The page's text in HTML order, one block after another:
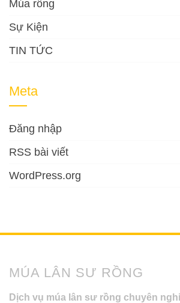
Múa rồng
Sự Kiện
TIN TỨC
Meta
Đăng nhập
RSS bài viết
WordPress.org
MÚA LÂN SƯ RỒNG
Dịch vụ múa lân sư rồng chuyên